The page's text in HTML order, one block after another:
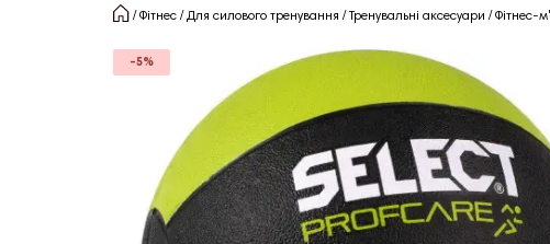
Фітнес Для силового тренування Тренувальні аксесуари Фітнес-
-5%